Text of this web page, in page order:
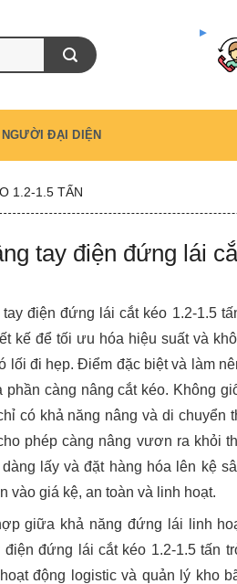
NGƯỜI ĐẠI DIỆN
1.2-1.5 TẤN
tay điện đứng lái
tay điện đứng lái cắt kéo 1.2-1.5
kế để tối ưu hóa hiệu suất và
lối đi hẹp. Điểm đặc biệt và làm
phần càng nâng cắt kéo. Không
có khả năng nâng và di chuyển
phép càng nâng vươn ra khỏi
dàng lấy và đặt hàng hóa lên kệ
vào giá kệ, an toàn và linh hoạt.
giữa khả năng đứng lái linh
điện đứng lái cắt kéo 1.2-1.5 tấn
động logistic và quản lý kho